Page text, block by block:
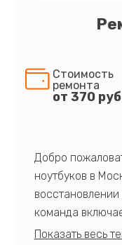
Стоимость
ремонта
от 370 руб
Добро
ноутбуков в
команда